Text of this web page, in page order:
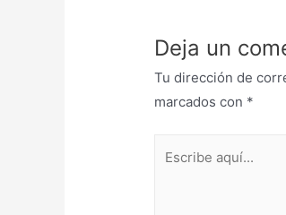
Deja un
Tu dirección de
marcados con *